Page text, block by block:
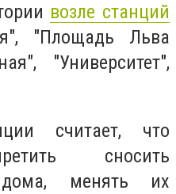
возле станций
"Площадь Льва
"Университет",
считает, что
сносить
дома, менять их